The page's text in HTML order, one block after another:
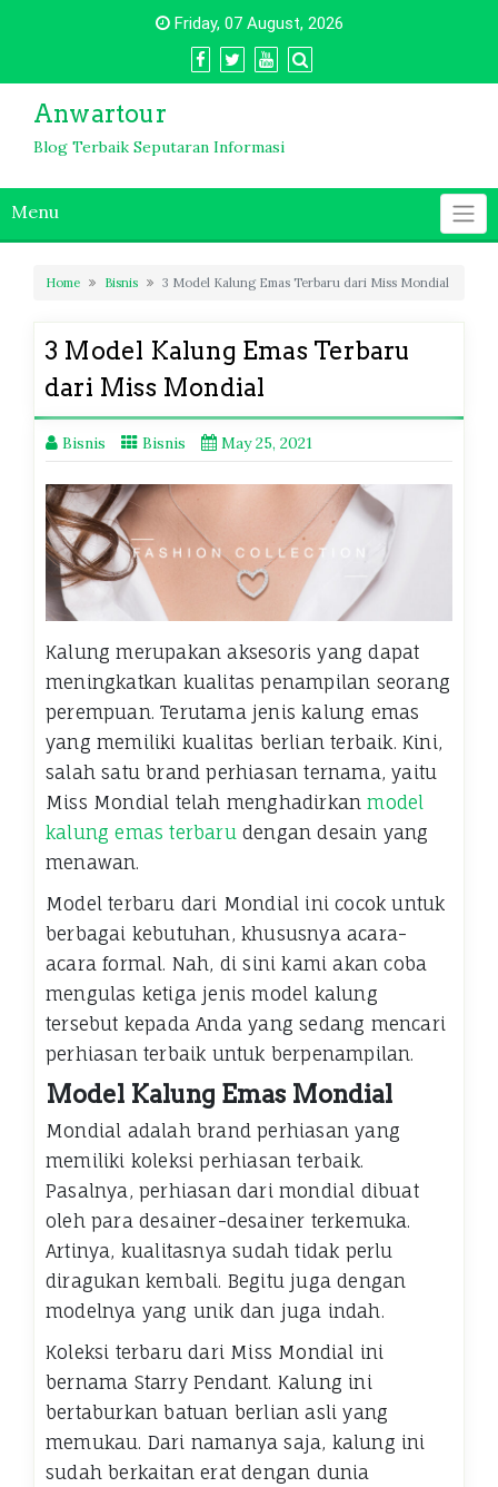
Friday, 07 August, 2026
Anwartour
Blog Terbaik Seputaran Informasi
Menu
Home Bisnis 3 Model Kalung Emas Terbaru dari Miss Mondial
3 Model Kalung Emas Terbaru
dari Miss Mondial
Bisnis Bisnis May 25, 2021
Kalung merupakan aksesoris yang dapat
meningkatkan kualitas penampilan seorang
perempuan. Terutama jenis kalung emas
yang memiliki kualitas berlian terbaik. Kini,
salah satu brand perhiasan ternama, yaitu
Miss Mondial telah menghadirkanmodel
kalung emas terbarudengan desain yang
menawan.
Model terbaru dari Mondial ini cocok untuk
berbagai kebutuhan, khususnya acara-
acara formal. Nah, di sini kami akan coba
mengulas ketiga jenis model kalung
tersebut kepada Anda yang sedang mencari
perhiasan terbaik untuk berpenampilan.
Model Kalung Emas Mondial
Mondial adalah brand perhiasan yang
memiliki koleksi perhiasan terbaik.
Pasalnya, perhiasan dari mondial dibuat
oleh para desainer-desainer terkemuka.
Artinya, kualitasnya sudah tidak perlu
diragukan kembali. Begitu juga dengan
modelnya yang unik dan juga indah.
Koleksi terbaru dari Miss Mondial ini
bernama Starry Pendant. Kalung ini
bertaburkan batuan berlian asli yang
memukau. Dari namanya saja, kalung ini
sudah berkaitan erat dengan dunia